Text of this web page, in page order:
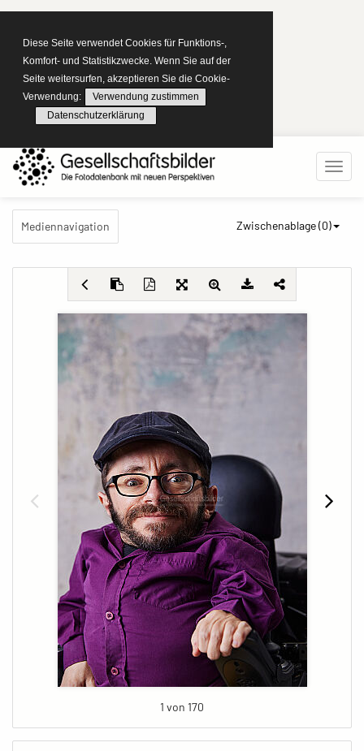
Diese Seite verwendet Cookies für Funktions-,
Komfort- und Statistikzwecke. Wenn Sie auf der
Seite weitersurfen, akzeptieren Sie die Cookie-
Verwendung:
Verwendung zustimmen
Datenschutzerklärung
Mediennavigation Zwischenablage (0)
1 von 170